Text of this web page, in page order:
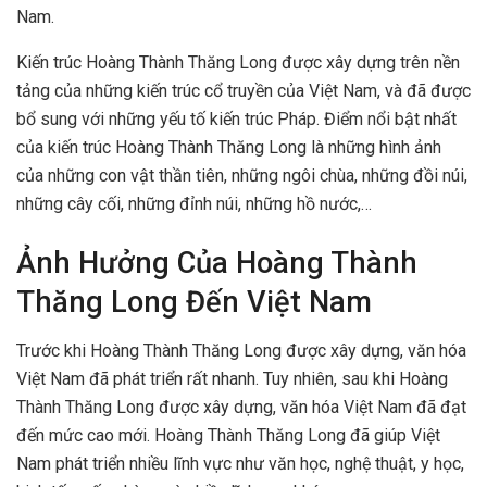
Nam.
Kiến trúc Hoàng Thành Thăng Long được xây dựng trên nền
tảng của những kiến trúc cổ truyền của Việt Nam, và đã được
bổ sung với những yếu tố kiến trúc Pháp. Điểm nổi bật nhất
của kiến trúc Hoàng Thành Thăng Long là những hình ảnh
của những con vật thần tiên, những ngôi chùa, những đồi núi,
những cây cối, những đỉnh núi, những hồ nước,…
Ảnh Hưởng Của Hoàng Thành
Thăng Long Đến Việt Nam
Trước khi Hoàng Thành Thăng Long được xây dựng, văn hóa
Việt Nam đã phát triển rất nhanh. Tuy nhiên, sau khi Hoàng
Thành Thăng Long được xây dựng, văn hóa Việt Nam đã đạt
đến mức cao mới. Hoàng Thành Thăng Long đã giúp Việt
Nam phát triển nhiều lĩnh vực như văn học, nghệ thuật, y học,